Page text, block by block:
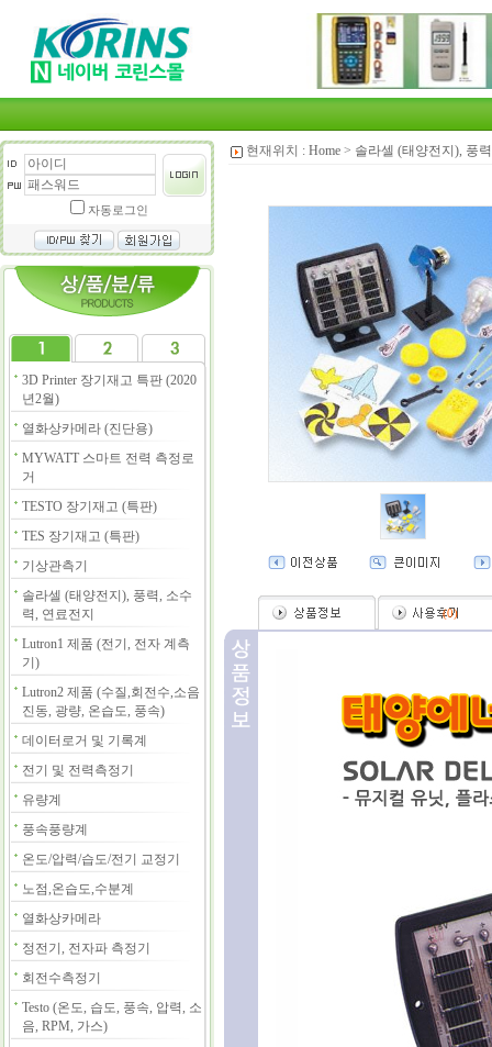
자동로그인
3D Printer 장기재고 특판 (2020
년2월)
열화상카메라 (진단용)
MYWATT 스마트 전력 측정로
거
TESTO 장기재고 (특판)
TES 장기재고 (특판)
기상관측기
솔라셀 (태양전지), 풍력, 소수
력, 연료전지
Lutron1 제품 (전기, 전자 계측
기)
Lutron2 제품 (수질,회전수,소음
진동, 광량, 온습도, 풍속)
데이터로거 및 기록계
전기 및 전력측정기
유량계
풍속풍량계
온도/압력/습도/전기 교정기
노점,온습도,수분계
열화상카메라
정전기, 전자파 측정기
회전수측정기
Testo (온도, 습도, 풍속, 압력, 소
음, RPM, 가스)
현재위치 : Home > 솔라셀 (태양전지), 풍
(0)